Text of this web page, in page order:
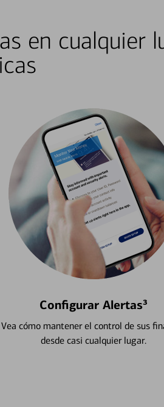
en cualquier
Configurar Alertas³
Vea cómo mantener el control de sus
desde casi cualquier lugar.